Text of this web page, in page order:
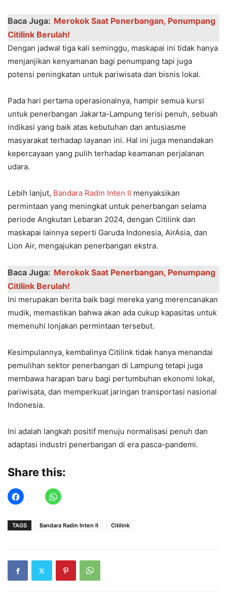
Baca Juga: Merokok Saat Penerbangan, Penumpang
Citilink Berulah!
Dengan jadwal tiga kali seminggu, maskapai ini tidak hanya
menjanjikan kenyamanan bagi penumpang tapi juga
potensi peningkatan untuk pariwisata dan bisnis lokal.
Pada hari pertama operasionalnya, hampir semua kursi
untuk penerbangan Jakarta-Lampung terisi penuh, sebuah
indikasi yang baik atas kebutuhan dan antusiasme
masyarakat terhadap layanan ini. Hal ini juga menandakan
kepercayaan yang pulih terhadap keamanan perjalanan
udara.
Lebih lanjut, Bandara Radin Inten II menyaksikan
permintaan yang meningkat untuk penerbangan selama
periode Angkutan Lebaran 2024, dengan Citilink dan
maskapai lainnya seperti Garuda Indonesia, AirAsia, dan
Lion Air, mengajukan penerbangan ekstra.
Baca Juga: Merokok Saat Penerbangan, Penumpang
Citilink Berulah!
Ini merupakan berita baik bagi mereka yang merencanakan
mudik, memastikan bahwa akan ada cukup kapasitas untuk
memenuhi lonjakan permintaan tersebut.
Kesimpulannya, kembalinya Citilink tidak hanya menandai
pemulihan sektor penerbangan di Lampung tetapi juga
membawa harapan baru bagi pertumbuhan ekonomi lokal,
pariwisata, dan memperkuat jaringan transportasi nasional
Indonesia.
Ini adalah langkah positif menuju normalisasi penuh dan
adaptasi industri penerbangan di era pasca-pandemi.
Share this:
TAGS Bandara Radin Inten II Citilink